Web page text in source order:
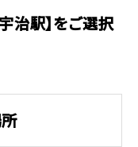
治駅】をご選択